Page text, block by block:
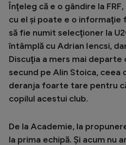
Înţeleg că e o gândire la
cu el şi poate e o informaţie
să fie numit selecţioner la
întâmplă cu Adrian Iencsi,
Discuţia a mers mai departe
secund pe Alin Stoica, ceea
deranja foarte tare pentru
copilul acestui club.
De la Academie, la
la prima echipă. Şi acum nu